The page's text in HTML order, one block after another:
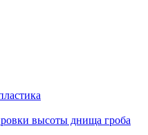
высоты днища гроба